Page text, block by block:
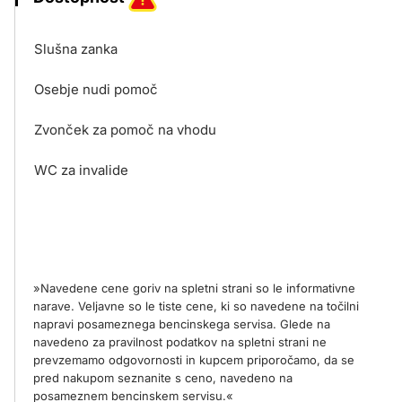
Slušna zanka
Osebje nudi pomoč
Zvonček za pomoč na vhodu
WC za invalide
»Navedene cene goriv na spletni strani so le informativne
narave. Veljavne so le tiste cene, ki so navedene na točilni
napravi posameznega bencinskega servisa. Glede na
navedeno za pravilnost podatkov na spletni strani ne
prevzemamo odgovornosti in kupcem priporočamo, da se
pred nakupom seznanite s ceno, navedeno na
posameznem bencinskem servisu.«